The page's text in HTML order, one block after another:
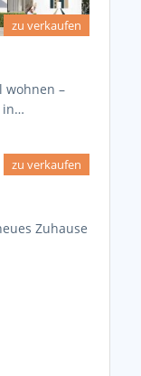
zu verkaufen
wohnen –
in…
zu verkaufen
Zuhause